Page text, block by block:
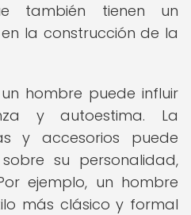
también tienen un
la construcción de la
hombre puede influir
y autoestima. La
y accesorios puede
su personalidad,
ejemplo, un hombre
más clásico y formal